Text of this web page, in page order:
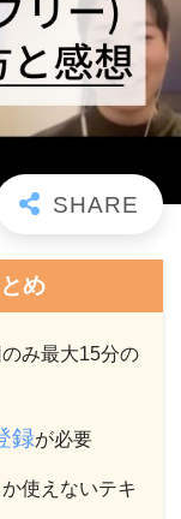
め
み最大15分の
録が必要
使えないテキ